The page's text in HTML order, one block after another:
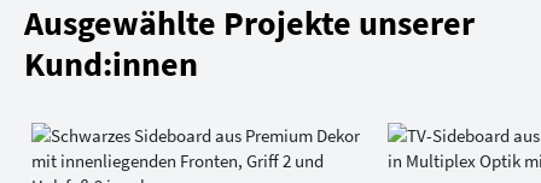
Ausgewählte Projekte unserer
Kund:innen